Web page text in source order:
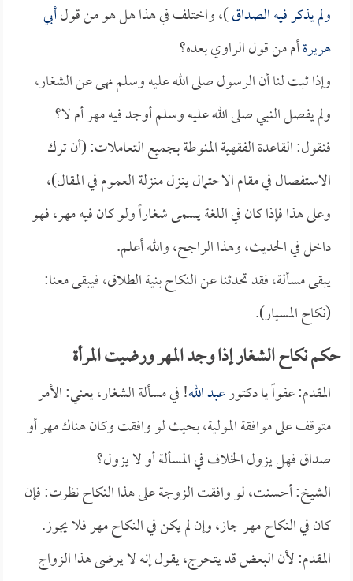
ولم يذكر فيه الصداق)، واختلف في هذا هل هو من قولأبي
هريرةأم من قول الراوي بعده؟
وإذا ثبت لنا أن الرسول صلى الله عليه وسلم نهى عن الشغار،
ولم يفصل النبي صلى الله عليه وسلم أوجد فيه مهر أم لا؟
فنقول: القاعدة الفقهية المنوطة بجميع التعاملات: (أن ترك
الاستفصال في مقام الاحتمال ينزل منزلة العموم في المقال)،
وعلى هذا فإذا كان في اللغة يسمى شغاراً ولو كان فيه مهر، فهو
داخل في الحديث، وهذا الراجح، والله أعلم.
يبقى مسألة، فقد تحدثنا عن النكاح بنية الطلاق، فيبقى معنا:
(نكاح المسيار).
حكم نكاح الشغار إذا وجد المهر ورضيت المرأة
المقدم: عفواً يا دكتورعبد الله! في مسألة الشغار، يعني: الأمر
متوقف على موافقة المولية، بحيث لو وافقت وكان هناك مهر أو
صداق فهل يزول الخلاف في المسألة أو لا يزول؟
الشيخ: أحسنت، لو وافقت الزوجة على هذا النكاح نظرت: فإن
كان في النكاح مهر جاز، وإن لم يكن في النكاح مهر فلا يجوز.
المقدم: لأن البعض قد يتحرج، يقول إنه لا يرضى هذا الزواج